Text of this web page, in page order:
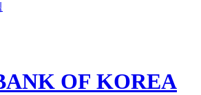
OF KOREA